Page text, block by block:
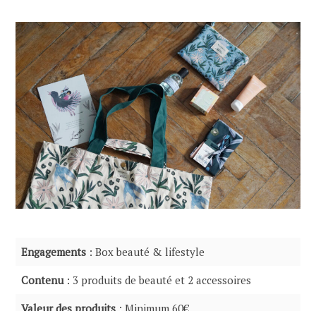
Engagements: Box beauté & lifestyle
Contenu: 3 produits de beauté et 2 accessoires